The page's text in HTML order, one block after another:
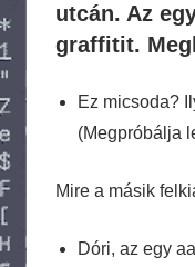
utcán. Az
graffitit.
Ez micsoda?
(Megpróbálja
Mire a másik
Dóri, az egy